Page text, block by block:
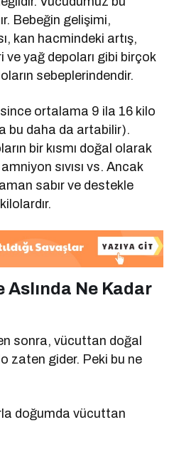
Bebeğin gelişimi,
kan hacmindeki artış,
yağ depoları gibi birçok
sebeplerindendir.
ortalama 9 ila 16 kilo
bu daha da artabilir).
bir kısmı doğal olarak
sıvısı vs. Ancak
sabır ve destekle
Ne Kadar
sonra, vücuttan doğal
zaten gider. Peki bu ne
doğumda vücuttan